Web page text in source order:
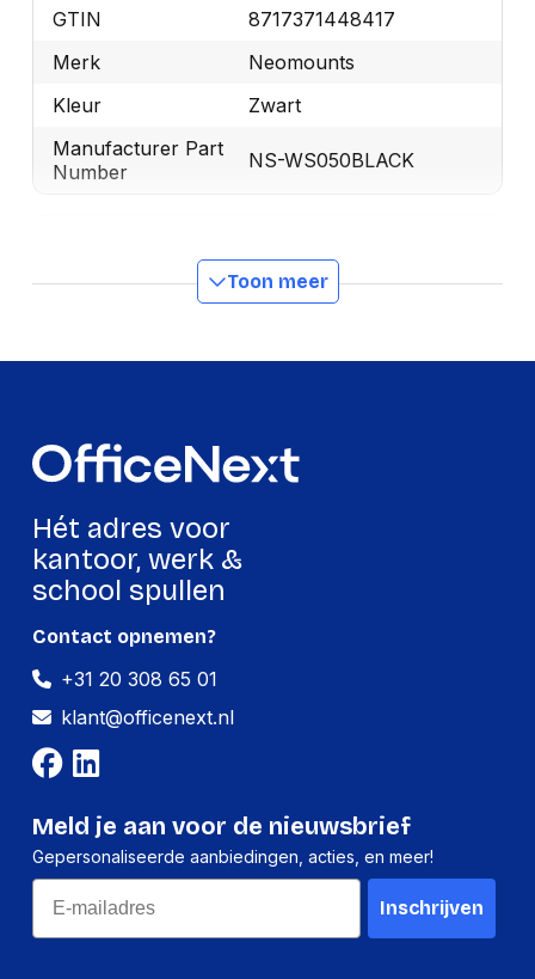
GTIN
8717371448417
Merk
Neomounts
Kleur
Zwart
Manufacturer Part
Number
NS-WS050BLACK
Verstelbare diepte
Ja
Montagewijze
Bureau
Frame materiaal
Staal
Verbeterd
kabelbeheer
Maximale
Minimale
schermgrootte
Maximale
gewichtscapaciteit
draagvermogen (per
display/scherm)
8 kg
Logistieke gegevens
Toon meer
Hét adres voor
kantoor, werk &
school spullen
Contact opnemen?
+31 20 308 65 01
klant@officenext.nl
Meld je aan voor de nieuwsbrief
Gepersonaliseerde aanbiedingen, acties, en meer!
Email
Inschrijven